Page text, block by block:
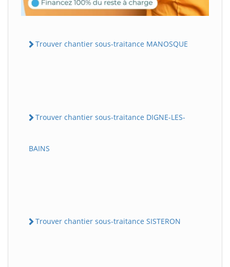
Trouver chantier sous-traitance MANOSQUE
Trouver chantier sous-traitance DIGNE-LES-
BAINS
Trouver chantier sous-traitance SISTERON